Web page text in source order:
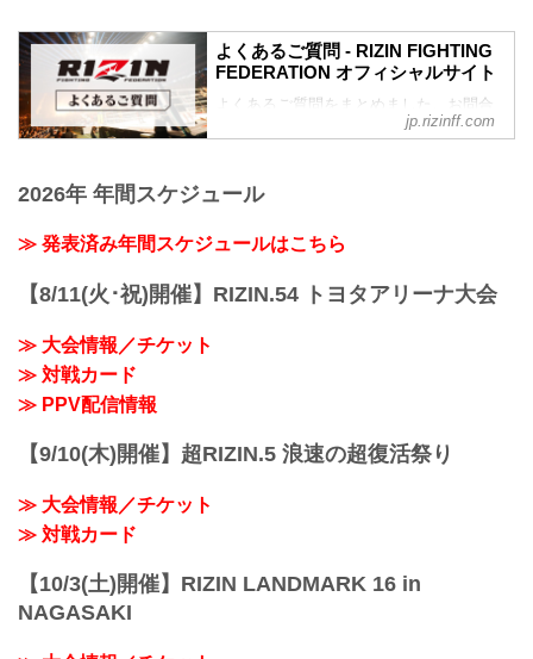
よくあるご質問 - RIZIN FIGHTING
FEDERATION オフィシャルサイト
よくあるご質問をまとめました。お問合
わせの前に、一度ご確認下さい。
どの先行でチケットを買うと一番良い席
A. ①ファンクラブ先行（超強者→強者）
シ・メルマガ・オフィシャルサイト先行
等）→ ③プレイガイドの一般発売。こち
※超強者...
jp.rizinff.com
2026年 年間スケジュール
≫ 発表済み年間スケジュールはこちら
【8/11(火･祝)開催】RIZIN.54 トヨタアリーナ大会
≫ 大会情報／チケット
≫ 対戦カード
≫ PPV配信情報
【9/10(木)開催】超RIZIN.5 浪速の超復活祭り
≫ 大会情報／チケット
≫ 対戦カード
【10/3(土)開催】RIZIN LANDMARK 16 in
NAGASAKI